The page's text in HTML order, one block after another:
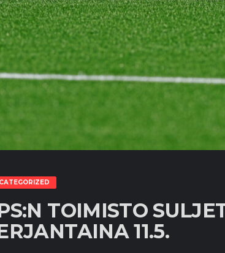
TOIMISTO
11.5.